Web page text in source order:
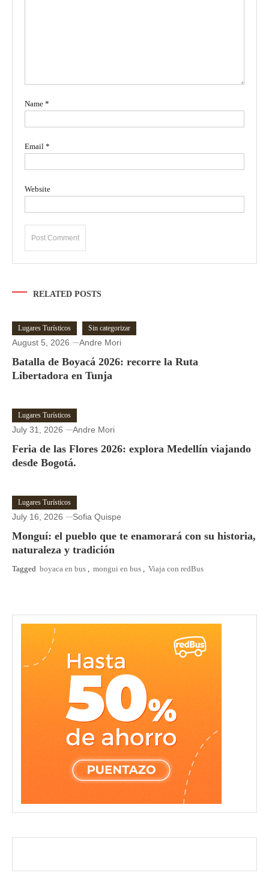
Name *
Email *
Website
RELATED POSTS
Lugares Turísticos Sin categorizar
August 5, 2026 Andre Mori
Batalla de Boyacá 2026: recorre la Ruta
Libertadora en Tunja
Lugares Turísticos
July 31, 2026 Andre Mori
Feria de las Flores 2026: explora Medellín viajando
desde Bogotá.
Lugares Turísticos
July 16, 2026 Sofia Quispe
Monguí: el pueblo que te enamorará con su historia,
naturaleza y tradición
Tagged boyaca en bus , mongui en bus , Viaja con redBus